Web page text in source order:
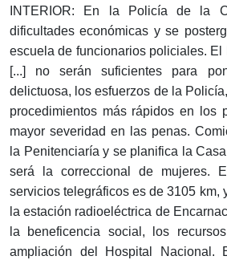
INTERIOR: En la Policía de la
dificultades económicas y se
escuela de funcionarios policiales. El
[...] no serán suficientes para
delictuosa, los esfuerzos de la
procedimientos más rápidos en los
mayor severidad en las penas.
la Penitenciaría y se planifica la
será la correccional de mujeres.
servicios telegráficos es de 3105 km,
la estación radioeléctrica de
la beneficencia social, los
ampliación del Hospital Nacional.